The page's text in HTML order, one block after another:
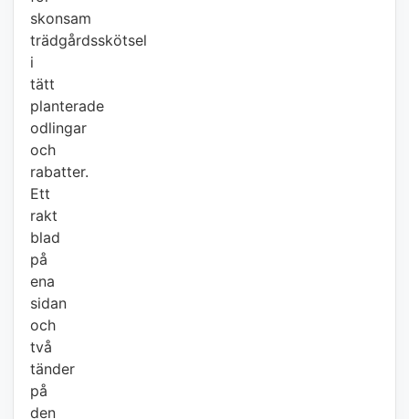
skonsam
trädgårdsskötsel
i
tätt
planterade
odlingar
och
rabatter.
Ett
rakt
blad
på
ena
sidan
och
två
tänder
på
den